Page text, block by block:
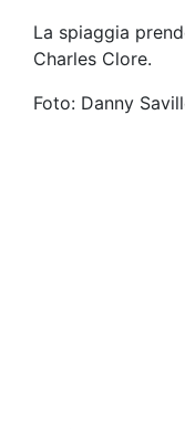
La spiaggia
Charles Clore.
Foto: Danny